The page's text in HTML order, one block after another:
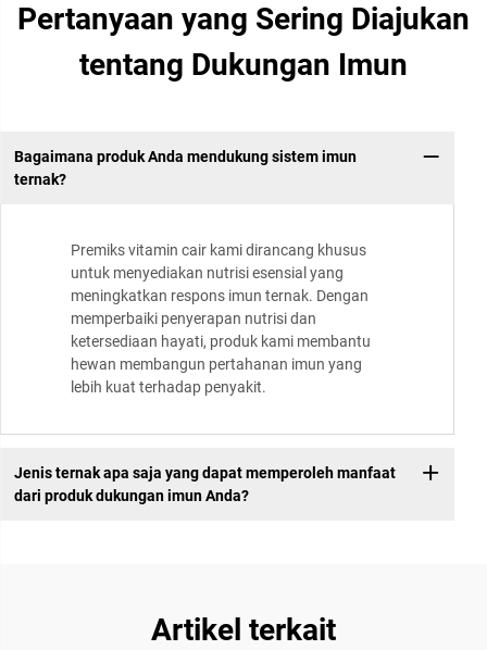
Pertanyaan yang Sering Diajukan
tentang Dukungan Imun
Bagaimana produk Anda mendukung sistem imun
ternak?
Premiks vitamin cair kami dirancang khusus
untuk menyediakan nutrisi esensial yang
meningkatkan respons imun ternak. Dengan
memperbaiki penyerapan nutrisi dan
ketersediaan hayati, produk kami membantu
hewan membangun pertahanan imun yang
lebih kuat terhadap penyakit.
Jenis ternak apa saja yang dapat memperoleh manfaat
dari produk dukungan imun Anda?
Artikel terkait